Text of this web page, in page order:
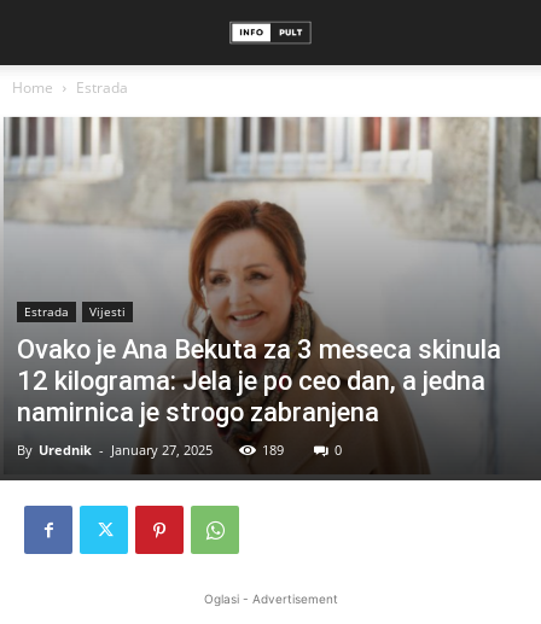
Home Estrada
Estrada Vijesti
Ovako je Ana Bekuta za 3 meseca skinula
12 kilograma: Jela je po ceo dan, a jedna
namirnica je strogo zabranjena
By Urednik - January 27, 2025 189 0
Oglasi - Advertisement